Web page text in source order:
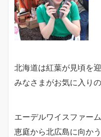
北海道は紅葉が見頃を
みなさまがお気に入り
エーデルワイスファー
恵庭から北広島に向か